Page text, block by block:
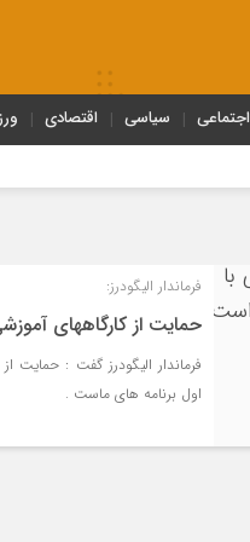
اجتماعی سیاسی اقتصادی
فرماندار الیگودرز:
حمایت از کارگاههای
فرماندار الیگودرز گفت : حمایت
اول برنامه های ماست .